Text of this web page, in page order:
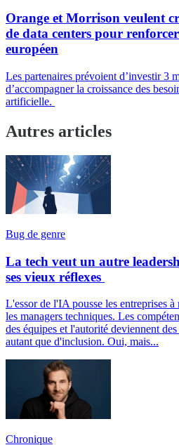
Orange et Morrison veulent
de data centers pour
européen
Les partenaires prévoient d’investir 3
d’accompagner la croissance des
artificielle.
Autres articles
Bug de genre
La tech veut un autre
ses vieux réflexes
L'essor de l'IA pousse les entreprises
les managers techniques. Les
des équipes et l'autorité deviennent
autant que d'inclusion. Oui, mais...
Chronique